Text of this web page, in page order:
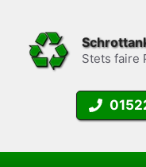
springen
Stets faire